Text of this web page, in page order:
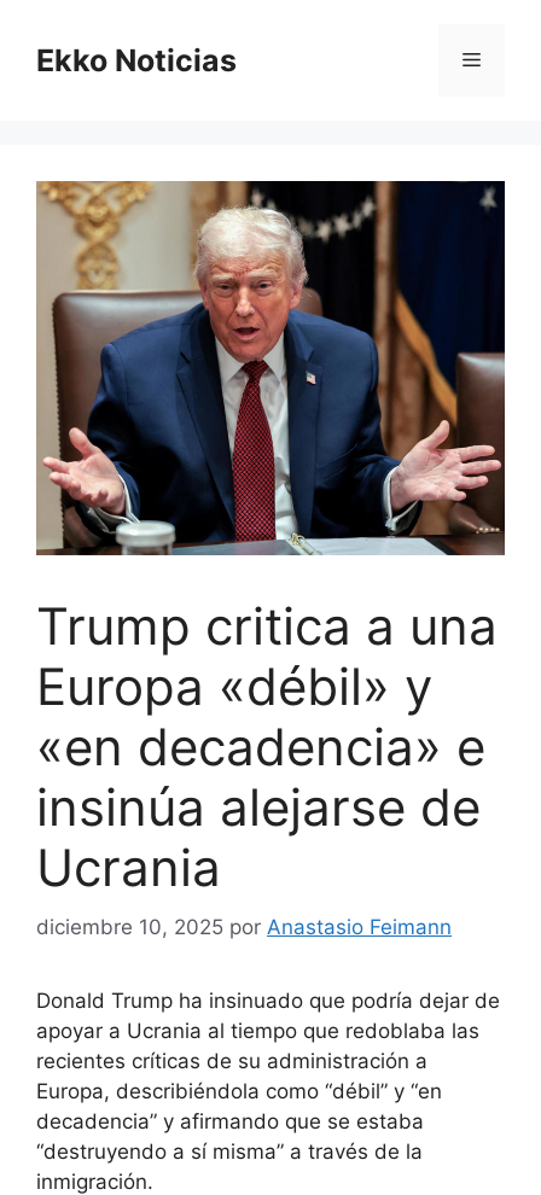
contenido
Ekko Noticias Menú
Trump critica a una
Europa «débil» y
«en decadencia» e
insinúa alejarse de
Ucrania
diciembre 10, 2025 por Anastasio Feimann
Donald Trump ha insinuado que podría dejar de
apoyar a Ucrania al tiempo que redoblaba las
recientes críticas de su administración a
Europa, describiéndola como “débil” y “en
decadencia” y afirmando que se estaba
“destruyendo a sí misma” a través de la
inmigración.